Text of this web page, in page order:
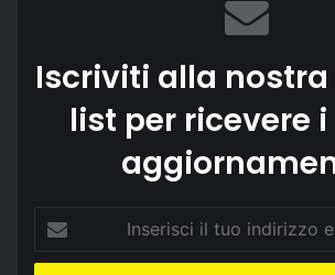
Iscriviti alla
list per ricevere
tuo